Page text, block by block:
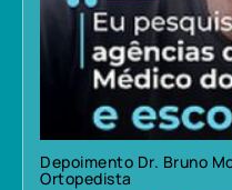
Depoimento Dr. Bruno
Ortopedista